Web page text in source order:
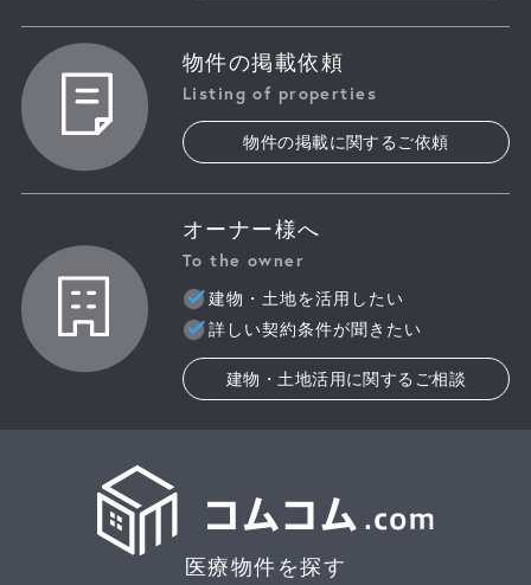
物件の掲載依頼
Listing of properties
物件の掲載に関するご依頼
オーナー様へ
To the owner
建物・土地を活用したい
詳しい契約条件が聞きたい
建物・土地活用に関するご相談
医療物件を探す